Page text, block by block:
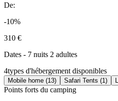
De:
-10%
310 €
Dates - 7 nuits 2 adultes
4types d'hébergement disponibles
Mobile home (13) Safari Tents (1)
Points forts du camping